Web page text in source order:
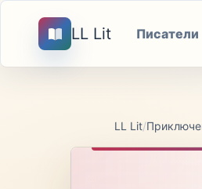
LL Lit Писатели
LL Lit/